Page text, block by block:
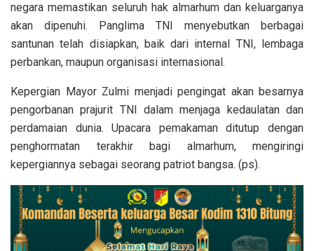
negara memastikan seluruh hak almarhum dan keluarganya
akan dipenuhi. Panglima TNI menyebutkan berbagai
santunan telah disiapkan, baik dari internal TNI, lembaga
perbankan, maupun organisasi internasional.
Kepergian Mayor Zulmi menjadi pengingat akan besarnya
pengorbanan prajurit TNI dalam menjaga kedaulatan dan
perdamaian dunia. Upacara pemakaman ditutup dengan
penghormatan terakhir bagi almarhum, mengiringi
kepergiannya sebagai seorang patriot bangsa. (ps).